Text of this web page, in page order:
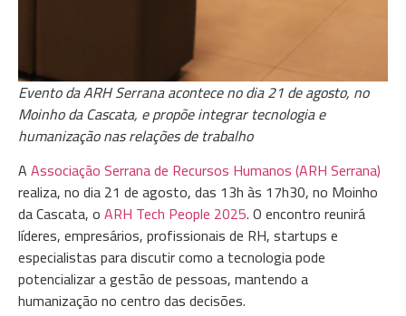
Evento da ARH Serrana acontece no dia 21 de agosto, no
Moinho da Cascata, e propõe integrar tecnologia e
humanização nas relações de trabalho
AAssociação Serrana de Recursos Humanos (ARH Serrana)
realiza, no dia 21 de agosto, das 13h às 17h30, no Moinho
da Cascata, oARH Tech People 2025. O encontro reunirá
líderes, empresários, profissionais de RH, startups e
especialistas para discutir como a tecnologia pode
potencializar a gestão de pessoas, mantendo a
humanização no centro das decisões.